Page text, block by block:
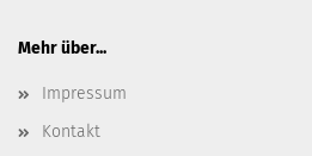
Mehr über...
Impressum
Kontakt